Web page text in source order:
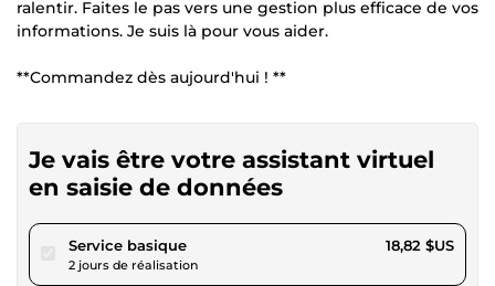
ralentir. Faites le pas vers une gestion plus efficace de vos
informations. Je suis là pour vous aider.
**Commandez dès aujourd'hui ! **
Je vais être votre assistant virtuel
en saisie de données
Service basiquepour 17,34 $US
2 jours de réalisation
18,82 $US